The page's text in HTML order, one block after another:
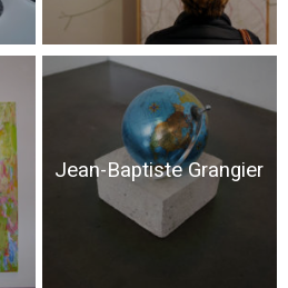
Jean-Baptiste Grangier